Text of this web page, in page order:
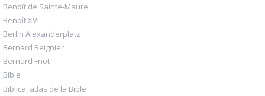
Benoît de Sainte-Maure
Benoît XVI
Berlin Alexanderplatz
Bernard Beignier
Bernard Friot
Bible
Biblica, atlas de la Bible